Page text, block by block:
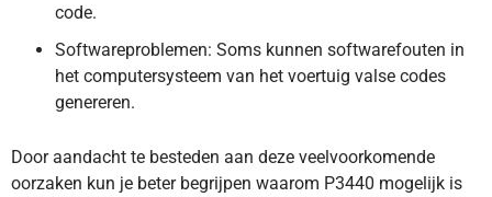
code.
Softwareproblemen: Soms kunnen softwarefouten in
het computersysteem van het voertuig valse codes
genereren.
Door aandacht te besteden aan deze veelvoorkomende
oorzaken kun je beter begrijpen waarom P3440 mogelijk is